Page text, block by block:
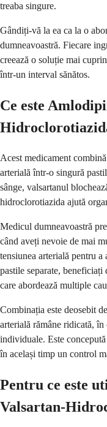
treaba singure.
Gândiți-vă la ea ca la o
dumneavoastră. Fiecare
creează o soluție mai
într-un interval sănătos.
Ce este
Acest medicament
arterială într-o singură
sânge, valsartanul
hidroclorotiazida ajută
Medicul dumneavoastră
când aveți nevoie de mai
tensiunea arterială pentru
pastile separate,
care abordează multiple
Combinația este deosebit
arterială rămâne ridicată,
individuale. Este
în același timp un control
Pentru ce este
Valsartan-